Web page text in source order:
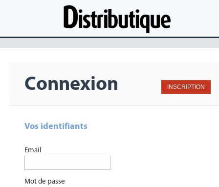
Connexion INSCRIPTION
Vos identifiants
Email
Mot de passe